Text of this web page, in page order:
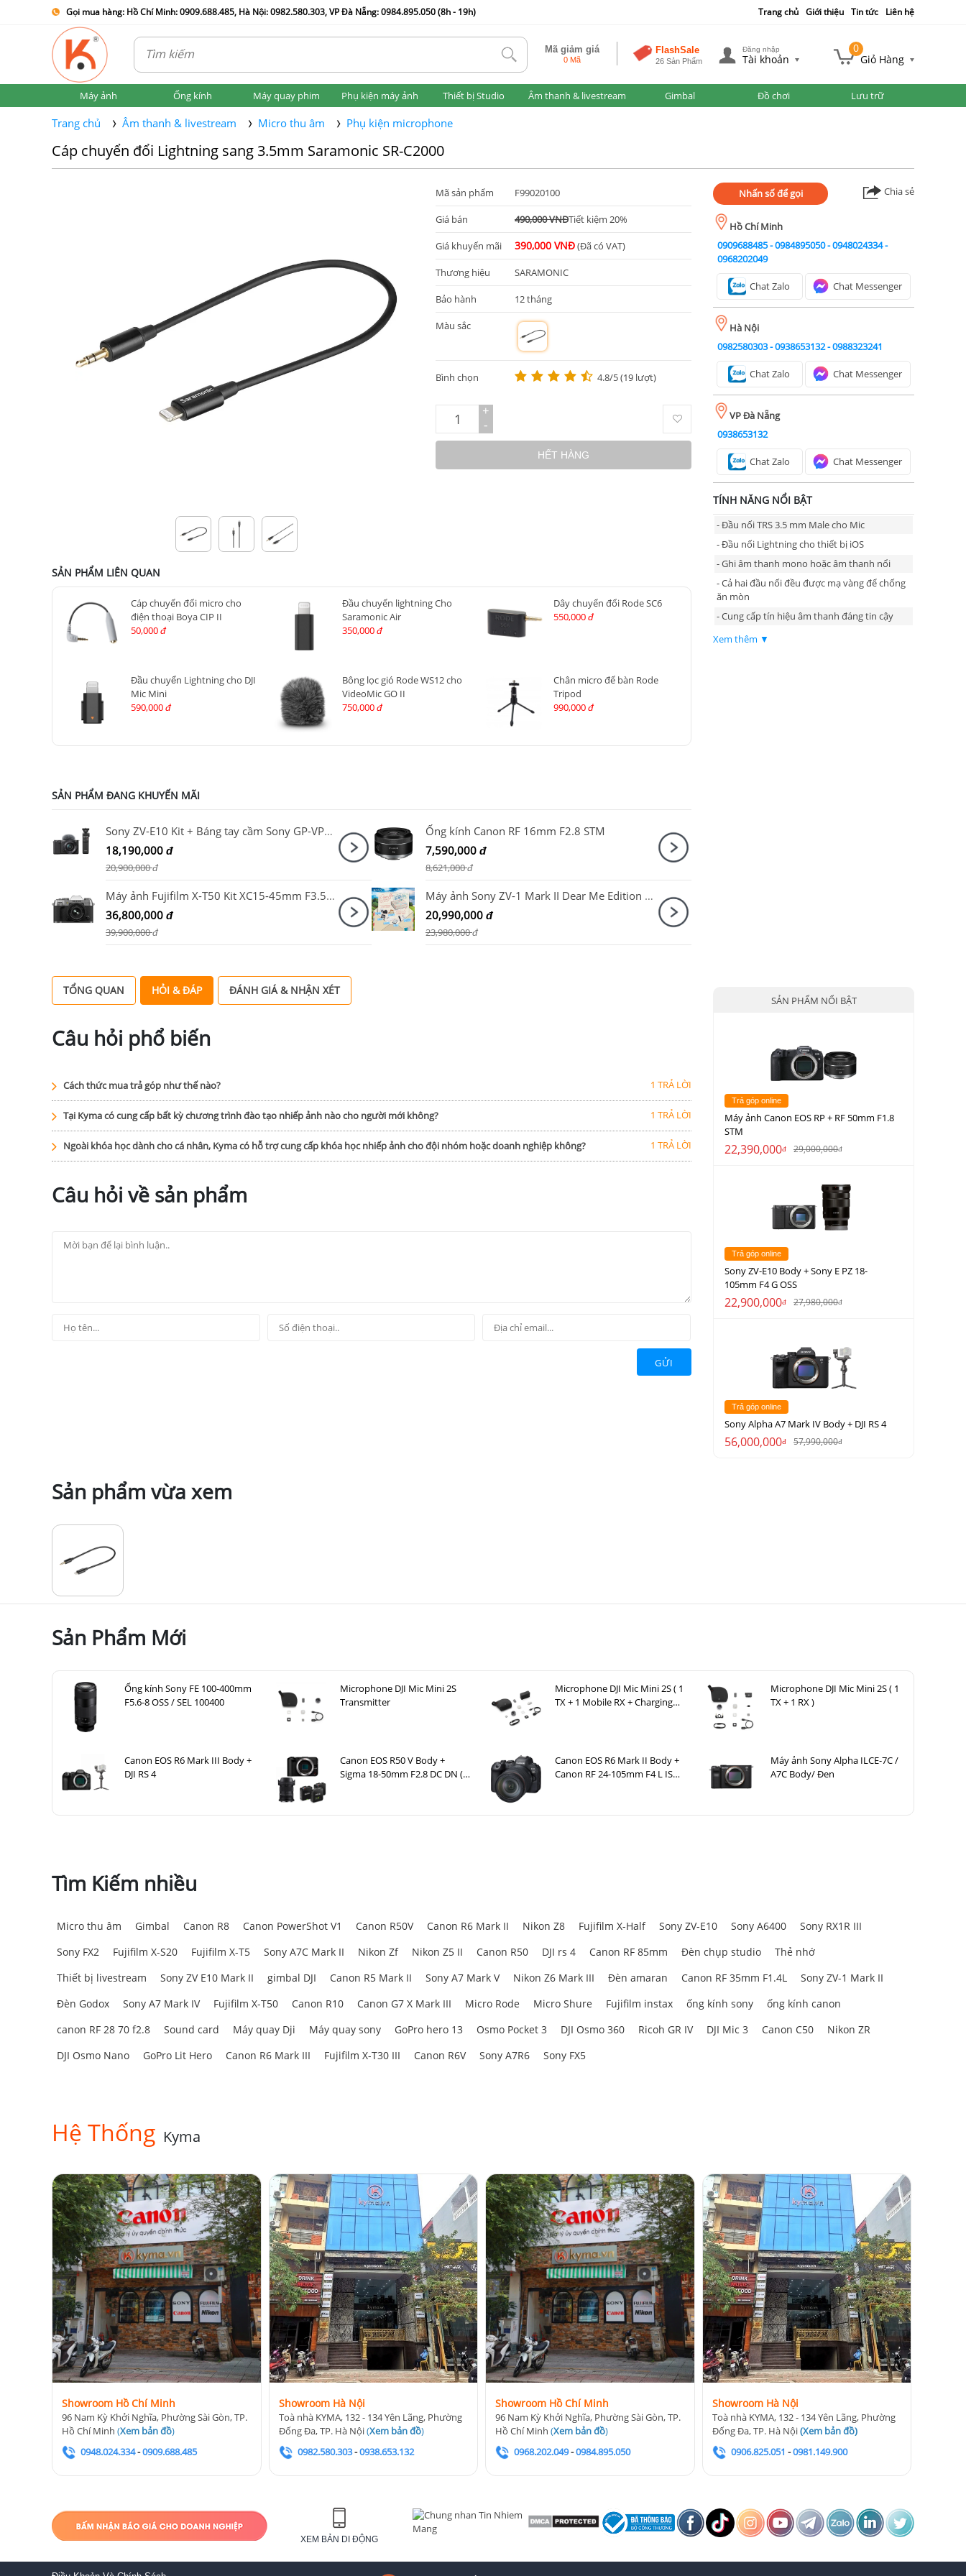
Gọi mua hàng: Hồ Chí Minh: 0909.688.485, Hà Nội: 0982.580.303, VP Đà Nẵng: 0984.895.050 (8h - 19h) Trang chủ Giới thiệu Tin tức Liên hệ
tlk Mã giảm giá
0 Mã
FlashSale
26 Sản Phẩm
Đăng nhập
Tài khoản
0
Giỏ Hàng
Máy ảnh Ống kính Máy quay phim Phụ kiện máy ảnh Thiết bị Studio Âm thanh & livestream Gimbal Đồ chơi Lưu trữ
Trang chủ Âm thanh & livestream Micro thu âm Phụ kiện microphone
Cáp chuyển đổi Lightning sang 3.5mm Saramonic SR-C2000
Mã sản phẩm F99020100
Giá bán 490,000 VNĐTiết kiệm 20%
Giá khuyến mãi 390,000 VNĐ(Đã có VAT)
Thương hiệu SARAMONIC
Bảo hành 12 tháng
Màu sắc
m
Bình chọn 4.8/5 (19 lượt)
+
-
HẾT HÀNG
SẢN PHẨM LIÊN QUAN
Cáp chuyển đổi micro cho
điện thoại Boya CIP II
50,000 đ
Đầu chuyển lightning Cho
Saramonic Air
350,000 đ
Dây chuyển đổi Rode SC6
550,000 đ
Đầu chuyển Lightning cho DJI
Mic Mini
590,000 đ
Bông lọc gió Rode WS12 cho
VideoMic GO II
750,000 đ
Chân micro để bàn Rode
Tripod
990,000 đ
SẢN PHẨM ĐANG KHUYẾN MÃI
Sony ZV-E10 Kit + Báng tay cầm Sony GP-VPT2BT Đen
18,190,000 đ
20,900,000đ
Ống kính Canon RF 16mm F2.8 STM
7,590,000 đ
8,621,000đ
Máy ảnh Fujifilm X-T50 Kit XC15-45mm F3.5-5.6 OIS PZ Bạc
36,800,000 đ
39,900,000đ
Máy ảnh Sony ZV-1 Mark II Dear Me Edition Trắng
20,990,000 đ
23,980,000đ
Nhấn số để gọi Chia sẻ
Hồ Chí Minh
0909688485-0984895050-0948024334-
0968202049
Chat Zalo Chat Messenger
Hà Nội
0982580303-0938653132-0988323241
Chat Zalo Chat Messenger
VP Đà Nẵng
0938653132
Chat Zalo Chat Messenger
TÍNH NĂNG NỔI BẬT
- Đầu nối TRS 3.5 mm Male cho Mic
- Đầu nối Lightning cho thiết bị iOS
- Ghi âm thanh mono hoặc âm thanh nổi
- Cả hai đầu nối đều được mạ vàng để chống
ăn mòn
- Cung cấp tín hiệu âm thanh đáng tin cậy
Xem thêm ▼
TỔNG QUAN HỎI & ĐÁP ĐÁNH GIÁ & NHẬN XÉT
Câu hỏi phổ biến
Cách thức mua trả góp như thế nào? 1 TRẢ LỜI
Tại Kyma có cung cấp bất kỳ chương trình đào tạo nhiếp ảnh nào cho người mới không? 1 TRẢ LỜI
Ngoài khóa học dành cho cá nhân, Kyma có hỗ trợ cung cấp khóa học nhiếp ảnh cho đội nhóm hoặc doanh nghiệp không? 1 TRẢ LỜI
Câu hỏi về sản phẩm
GỬI
SẢN PHẨM NỔI BẬT
Trả góp online
Máy ảnh Canon EOS RP + RF 50mm F1.8
STM
22,390,000đ 29,000,000đ
Trả góp online
Sony ZV-E10 Body + Sony E PZ 18-
105mm F4 G OSS
22,900,000đ 27,980,000đ
Trả góp online
Sony Alpha A7 Mark IV Body + DJI RS 4
56,000,000đ 57,990,000đ
Sản phẩm vừa xem
Sản Phẩm Mới
Ống kính Sony FE 100-400mm
F5.6-8 OSS / SEL 100400
Microphone DJI Mic Mini 2S
Transmitter
Microphone DJI Mic Mini 2S ( 1
TX + 1 Mobile RX + Charging
Microphone DJI Mic Mini 2S ( 1
TX + 1 RX )
Canon EOS R6 Mark III Body +
DJI RS 4
Canon EOS R50 V Body +
Sigma 18-50mm F2.8 DC DN (C)
Canon EOS R6 Mark II Body +
Canon RF 24-105mm F4 L IS
Máy ảnh Sony Alpha ILCE-7C /
A7C Body/ Đen
Tìm Kiếm nhiều
Micro thu âm Gimbal Canon R8 Canon PowerShot V1 Canon R50V Canon R6 Mark II Nikon Z8 Fujifilm X-Half Sony ZV-E10 Sony A6400
Sony RX1R III
Sony FX2
Fujifilm X-S20 Fujifilm X-T5 Sony A7C Mark II Nikon Zf Nikon Z5 II Canon R50 DJI rs 4 Canon RF 85mm Đèn chụp studio
Thẻ nhớ
Thiết bị livestream
Sony ZV E10 Mark II gimbal DJI Canon R5 Mark II Sony A7 Mark V Nikon Z6 Mark III Đèn amaran Canon RF 35mm F1.4L
Sony ZV-1 Mark II
Đèn Godox
Sony A7 Mark IV Fujifilm X-T50 Canon R10 Canon G7 X Mark III Micro Rode Micro Shure Fujifilm instax ống kính sony
ống kính canon
canon RF 28 70 f2.8
Sound card Máy quay Dji Máy quay sony GoPro hero 13 Osmo Pocket 3 DJI Osmo 360 Ricoh GR IV DJI Mic 3 Canon C50
Nikon ZR
DJI Osmo Nano
GoPro Lit Hero Canon R6 Mark III Fujifilm X-T30 III Canon R6V Sony A7R6 Sony FX5
Hệ Thống Kyma
Showroom Hồ Chí Minh
96 Nam Kỳ Khởi Nghĩa, Phường Sài Gòn, TP.
Hồ Chí Minh (Xem bản đồ)
0948.024.334-0909.688.485
Showroom Hà Nội
Toà nhà KYMA, 132 - 134 Yên Lãng, Phường
Đống Đa, TP. Hà Nội(Xem bản đồ)
0982.580.303-0938.653.132
Showroom Hồ Chí Minh
96 Nam Kỳ Khởi Nghĩa, Phường Sài Gòn, TP.
Hồ Chí Minh(Xem bản đồ)
0968.202.049-0984.895.050
Showroom Hà Nội
Toà nhà KYMA, 132 - 134 Yên Lãng, Phường
Đống Đa, TP. Hà Nội(Xem bản đồ)
0906.825.051 -0981.149.900
XEM BẢN DI ĐỘNG